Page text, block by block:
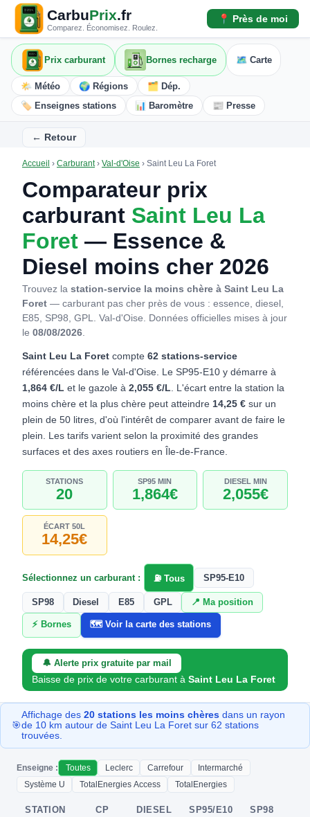
CarbuPrix.fr
Comparez. Économisez. Roulez.
📍 Près de moi
Prix carburant Bornes recharge 🗺️ Carte
🌤️ Météo 🌍 Régions
🗂️ Dép.
🏷️ Enseignes stations
📊 Baromètre 📰 Presse
← Retour
Accueil › Carburant› Val-d'Oise › Saint Leu La Foret
Comparateur prix
carburant Saint Leu La
Foret — Essence &
Diesel moins cher 2026
Trouvez la station-service la moins chère à Saint Leu La
Foret — carburant pas cher près de vous : essence, diesel,
E85, SP98, GPL. Val-d'Oise. Données officielles mises à jour
le 08/08/2026.
Saint Leu La Foret compte 62 stations-service
référencées dans le Val-d'Oise. Le SP95-E10 y démarre à
1,864 €/L et le gazole à 2,055 €/L. L'écart entre la station la
moins chère et la plus chère peut atteindre 14,25 € sur un
plein de 50 litres, d'où l'intérêt de comparer avant de faire le
plein. Les tarifs varient selon la proximité des grandes
surfaces et des axes routiers en Île-de-France.
STATIONS
20
SP95 MIN
1,864€
DIESEL MIN
2,055€
ÉCART 50L
14,25€
Sélectionnez un carburant : ⛽ Tous SP95-E10
SP98 Diesel E85 GPL 📍 Ma position
⚡ Bornes 🗺️ Voir la carte des stations
🔔 Alerte prix gratuite par mail
Baisse de prix de votre carburant àSaint Leu La Foret
🎯
Affichage des 20 stations les moins chères dans un rayon
de 10 km autour de Saint Leu La Foret sur 62 stations
trouvées.
Enseigne : Toutes Leclerc Carrefour
Intermarché
Système U
TotalEnergies Access TotalEnergies
STATION CP DIESEL SP95/E10 SP98